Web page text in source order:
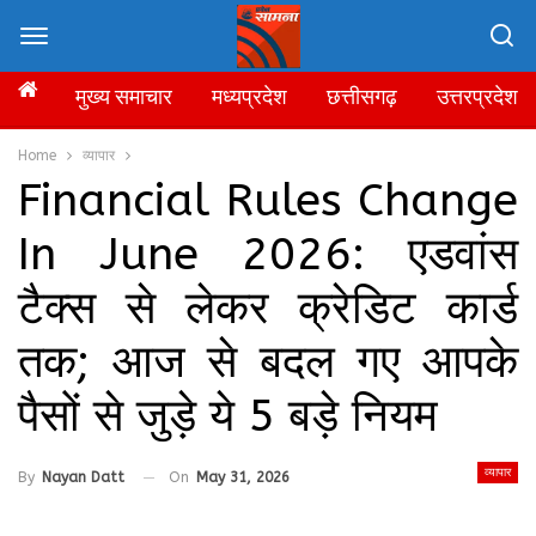
Home व्यापार
Financial Rules Change
In June 2026: एडवांस
टैक्स से लेकर क्रेडिट कार्ड
तक; आज से बदल गए आपके
पैसों से जुड़े ये 5 बड़े नियम
व्यापार
By Nayan Datt On May 31, 2026
मुख्य समाचार मध्यप्रदेश छत्तीसगढ़ उत्तरप्रदेश